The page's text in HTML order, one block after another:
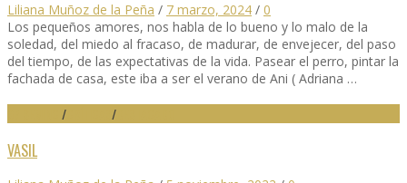
Liliana Muñoz de la Peña / 7 marzo, 2024 / 0
Los pequeños amores, nos habla de lo bueno y lo malo de la
soledad, del miedo al fracaso, de madurar, de envejecer, del paso
del tiempo, de las expectativas de la vida. Pasear el perro, pintar la
fachada de casa, este iba a ser el verano de Ani ( Adriana …
/ /
VASIL